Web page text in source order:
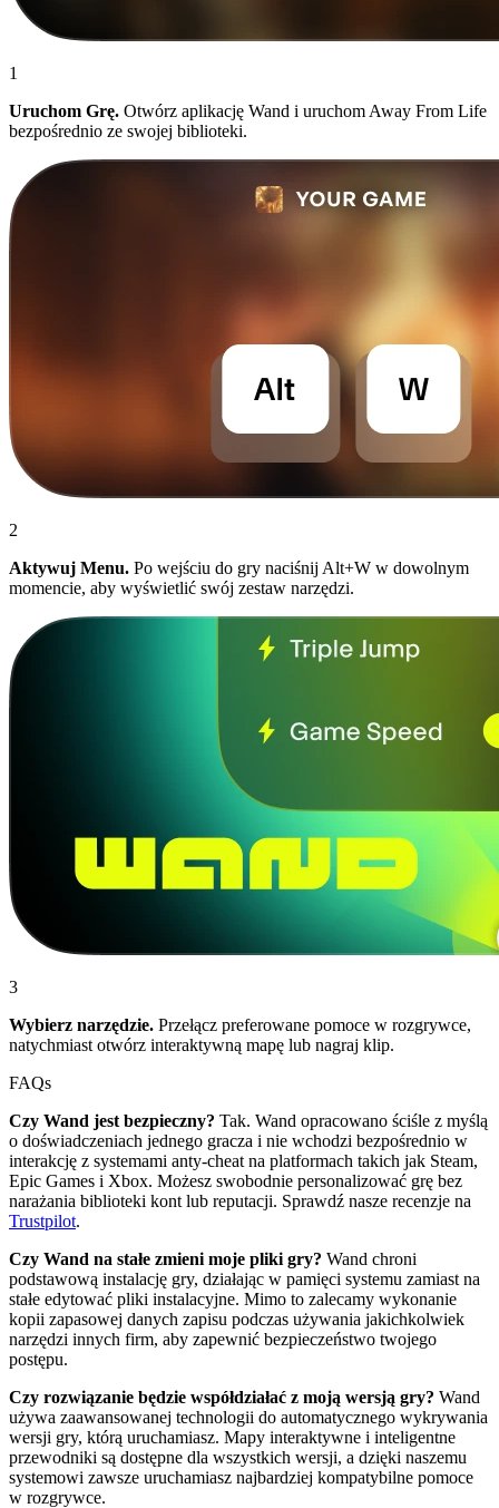
1
Uruchom Grę. Otwórz aplikację Wand i uruchom Away From Life
bezpośrednio ze swojej biblioteki.
2
Aktywuj Menu. Po wejściu do gry naciśnij Alt+W w dowolnym
momencie, aby wyświetlić swój zestaw narzędzi.
3
Wybierz narzędzie. Przełącz preferowane pomoce w rozgrywce,
natychmiast otwórz interaktywną mapę lub nagraj klip.
FAQs
Czy Wand jest bezpieczny? Tak. Wand opracowano ściśle z myślą
o doświadczeniach jednego gracza i nie wchodzi bezpośrednio w
interakcję z systemami anty-cheat na platformach takich jak Steam,
Epic Games i Xbox. Możesz swobodnie personalizować grę bez
narażania biblioteki kont lub reputacji. Sprawdź nasze recenzje na
Trustpilot.
Czy Wand na stałe zmieni moje pliki gry? Wand chroni
podstawową instalację gry, działając w pamięci systemu zamiast na
stałe edytować pliki instalacyjne. Mimo to zalecamy wykonanie
kopii zapasowej danych zapisu podczas używania jakichkolwiek
narzędzi innych firm, aby zapewnić bezpieczeństwo twojego
postępu.
Czy rozwiązanie będzie współdziałać z moją wersją gry? Wand
używa zaawansowanej technologii do automatycznego wykrywania
wersji gry, którą uruchamiasz. Mapy interaktywne i inteligentne
przewodniki są dostępne dla wszystkich wersji, a dzięki naszemu
systemowi zawsze uruchamiasz najbardziej kompatybilne pomoce
w rozgrywce.